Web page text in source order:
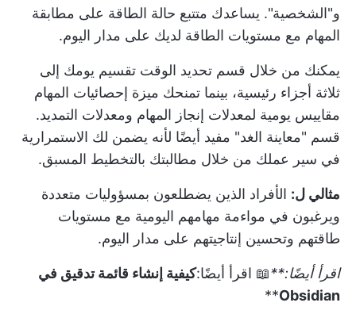
و"الشخصية". يساعدك متتبع حالة الطاقة على مطابقة
المهام مع مستويات الطاقة لديك على مدار اليوم.
يمكنك من خلال قسم تحديد الوقت تقسيم يومك إلى
ثلاثة أجزاء رئيسية، بينما تمنحك ميزة إحصائيات المهام
مقاييس يومية لمعدلات إنجاز المهام ومعدلات التمديد.
قسم "معاينة الغد" مفيد أيضًا لأنه يضمن لك الاستمرارية
في سير عملك من خلال مطالبتك بالتخطيط المسبق.
مثالي ل: الأفراد الذين يضطلعون بمسؤوليات متعددة
ويرغبون في مواءمة مهامهم اليومية مع مستويات
طاقتهم وتحسين إنتاجيتهم على مدار اليوم.
اقرأ أيضًا:**📖 اقرأ أيضًا:كيفية إنشاء قائمة تدقيق في
Obsidian
**